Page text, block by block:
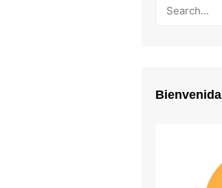
Bienvenida